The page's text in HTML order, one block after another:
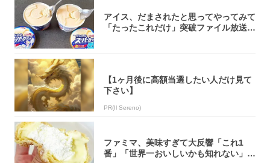
アイス、だまされたと思ってやってみて
「たったこれだけ」突破ファイル放送で
【1ヶ月後に高額当選したい人だけ見て
下さい】
PR(Il Sereno)
ファミマ、美味すぎて大反響「これ1
番」「世界一おいしいかも知れない」